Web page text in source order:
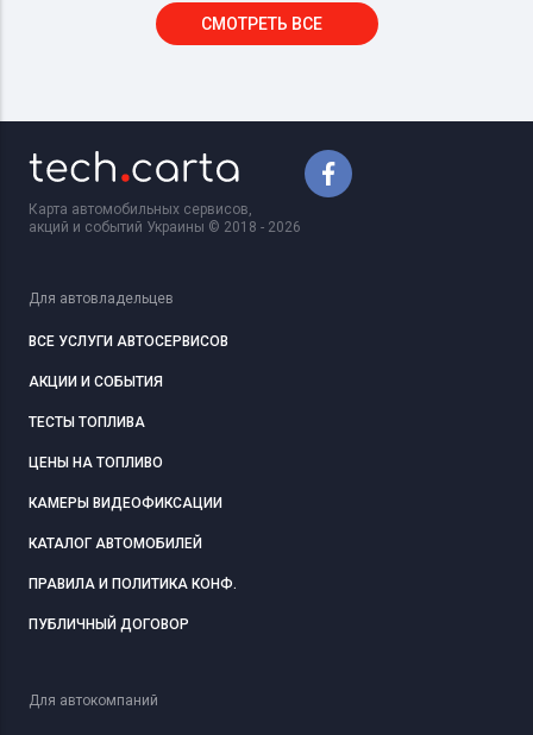
СМОТРЕТЬ ВСЕ
Карта автомобильных сервисов,
акций и событий Украины © 2018 - 2026
Для автовладельцев
ВСЕ УСЛУГИ АВТОСЕРВИСОВ
АКЦИИ И СОБЫТИЯ
ТЕСТЫ ТОПЛИВА
ЦЕНЫ НА ТОПЛИВО
КАМЕРЫ ВИДЕОФИКСАЦИИ
КАТАЛОГ АВТОМОБИЛЕЙ
ПРАВИЛА И ПОЛИТИКА КОНФ.
ПУБЛИЧНЫЙ ДОГОВОР
Для автокомпаний